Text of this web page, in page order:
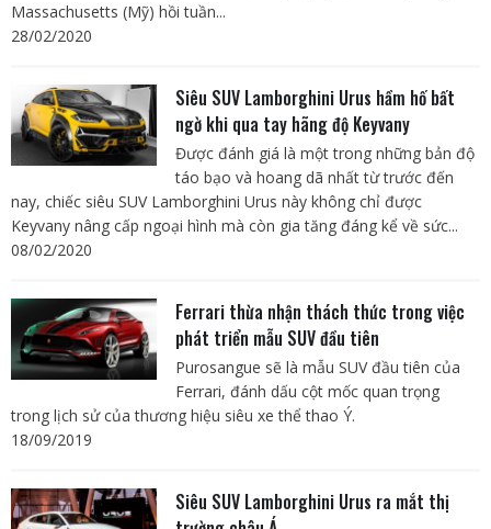
Massachusetts (Mỹ) hồi tuần...
28/02/2020
Siêu SUV Lamborghini Urus hầm hố bất
ngờ khi qua tay hãng độ Keyvany
Được đánh giá là một trong những bản độ
táo bạo và hoang dã nhất từ trước đến
nay, chiếc siêu SUV Lamborghini Urus này không chỉ được
Keyvany nâng cấp ngoại hình mà còn gia tăng đáng kể về sức...
08/02/2020
Ferrari thừa nhận thách thức trong việc
phát triển mẫu SUV đầu tiên
Purosangue sẽ là mẫu SUV đầu tiên của
Ferrari, đánh dấu cột mốc quan trọng
trong lịch sử của thương hiệu siêu xe thể thao Ý.
18/09/2019
Siêu SUV Lamborghini Urus ra mắt thị